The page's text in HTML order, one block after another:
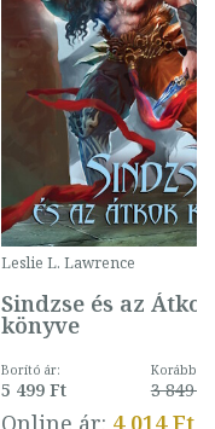
Leslie L. Lawrence
Sindzse és az Átkok
könyve
Borító ár:
5 499 Ft
Korábbi
3 849 Ft